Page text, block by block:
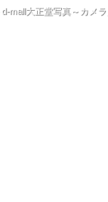
d-mall大正堂写真～カメ